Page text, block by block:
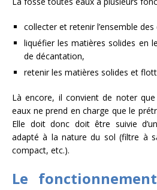
collecter et retenir l’ensemble
liquéfier les matières solides en
de décantation,
retenir les matières solides et
Là encore, il convient de noter
eaux ne prend en charge que le
Elle doit donc doit être suivie
adapté à la nature du sol (filtre à
compact, etc.).
Le